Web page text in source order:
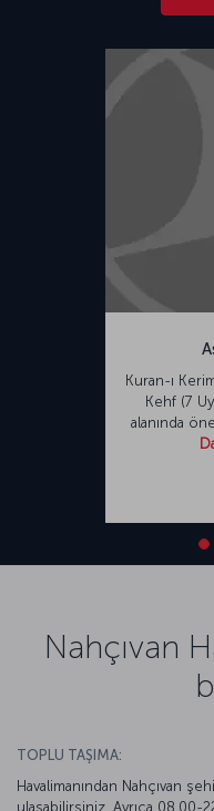
Kuran-ı
Kehf (7
alanında
Nahçıvan
TOPLU TAŞIMA:
Havalimanından Nahçıvan
ulaşabilirsiniz. Ayrıca 08.00-